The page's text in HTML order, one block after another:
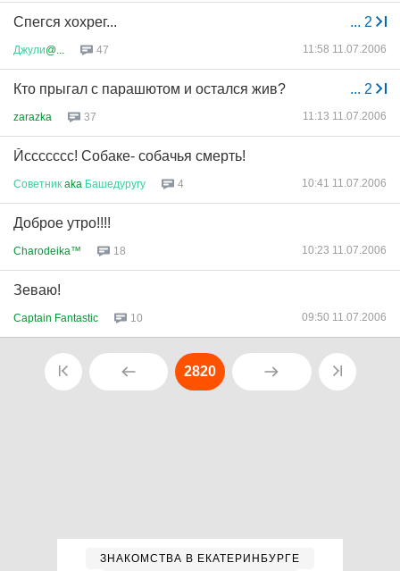
... 2
Спегся хохрег...
Джули@... 47 11:58 11.07.2006
... 2
Кто прыгал с парашютом и остался жив?
zarazka 37 11:13 11.07.2006
Йссссссс! Собаке- собачья смерть!
Советник aka Башедуругу 4 10:41 11.07.2006
Доброе утро!!!!
Charodeika™ 18 10:23 11.07.2006
Зеваю!
Captain Fantastic 10 09:50 11.07.2006
2820
ЗНАКОМСТВА В ЕКАТЕРИНБУРГЕ